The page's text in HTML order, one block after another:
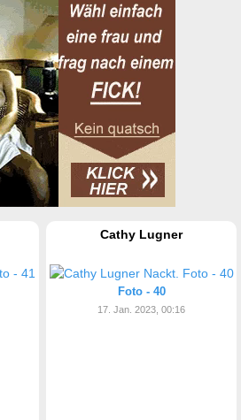
Cathy Lugner
Foto - 40
17. Jan. 2023, 00:16